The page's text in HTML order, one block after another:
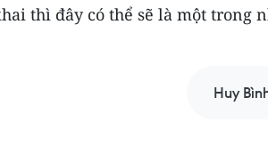
thì đây có thể sẽ là một trong
Huy